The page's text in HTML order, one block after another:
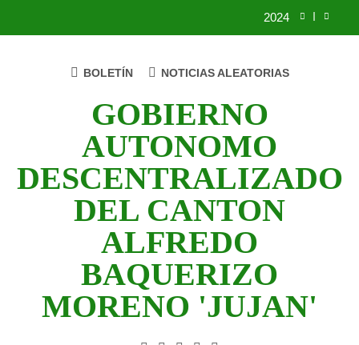
2024
2025
2024
QUERIDO JUJAN
GOBIERNO
AUTONOMO
DESCENTRALIZADO
DEL CANTON
ALFREDO
BAQUERIZO
MORENO 'JUJAN'
BOLETÍN NOTICIAS ALEATORIAS